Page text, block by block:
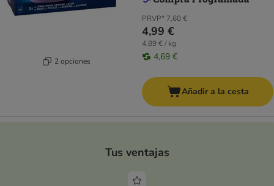
2 opciones
PRVP* 7,60 €
4,99 €
4,89 € / kg
4,69 €
Añadir a la cesta
Tus ventajas